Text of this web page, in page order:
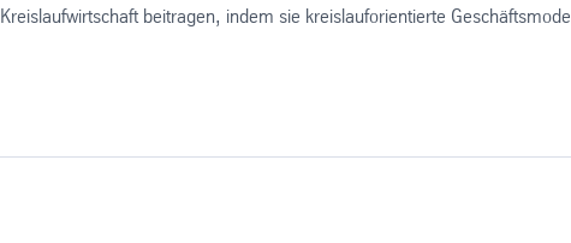
beitragen, indem sie kreislauforientierte